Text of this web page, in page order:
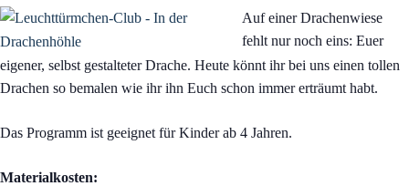
Auf einer Drachenwiese
fehlt nur noch eins: Euer
eigener, selbst gestalteter Drache. Heute könnt ihr bei uns einen tollen
Drachen so bemalen wie ihr ihn Euch schon immer erträumt habt.
Das Programm ist geeignet für Kinder ab 4 Jahren.
Materialkosten: